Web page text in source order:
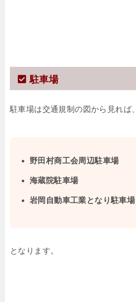
駐車場
駐車場は交通規制の図から見れば、
野田村商工会周辺駐車場
海蔵院駐車場
岩岡自動車工業となり駐車場
となります。